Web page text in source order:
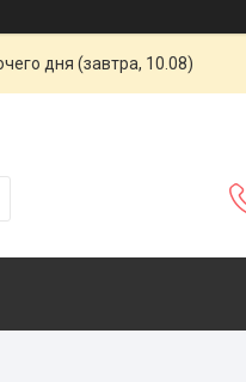
дня (завтра, 10.08)